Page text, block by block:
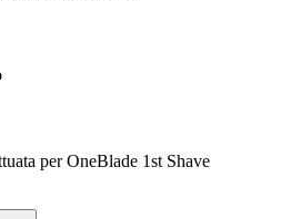
per OneBlade 1st Shave